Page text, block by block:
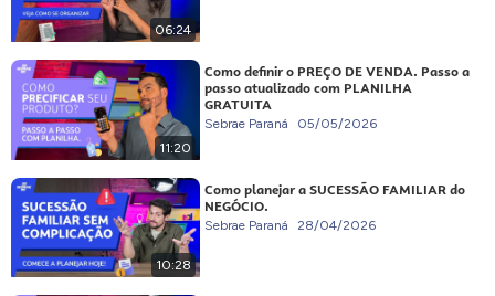
06:24
11:20
Como definir o PREÇO DE VENDA. Passo a
passo atualizado com PLANILHA
GRATUITA
Sebrae Paraná 05/05/2026
10:28
Como planejar a SUCESSÃO FAMILIAR do
NEGÓCIO.
Sebrae Paraná 28/04/2026